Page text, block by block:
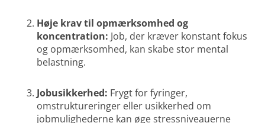
Høje krav til opmærksomhed og
koncentration: Job, der kræver konstant fokus
og opmærksomhed, kan skabe stor mental
belastning.
Jobusikkerhed: Frygt for fyringer,
omstruktureringer eller usikkerhed om
jobmulighederne kan øge stressniveauerne